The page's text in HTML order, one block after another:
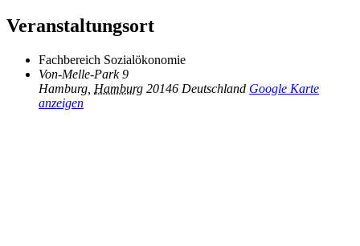
Veranstaltungsort
Fachbereich Sozialökonomie
Von-Melle-Park 9
Hamburg Hamburg 20146 Deutschland Google Karte
anzeigen